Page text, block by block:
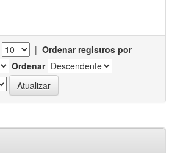
| Ordenar registros por
Ordenar